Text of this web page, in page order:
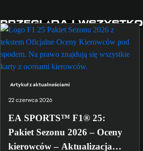
PRZEGLĄDAJ WSZYSTKO
Artykuł z aktualnościami
22 czerwca 2026
EA SPORTS™ F1® 25:
Pakiet Sezonu 2026 – Oceny
kierowców – Aktualizacja